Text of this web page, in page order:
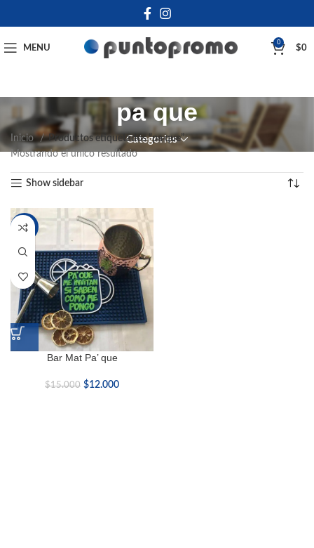
MENU
0
$0
pa que
Categories
Inicio
Productos etiquetados “pa que”
Mostrando el único resultado
Show sidebar
-20%
Bar Mat Pa’ que
$15.000 $12.000